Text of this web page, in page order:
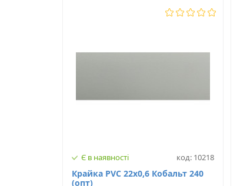
Є в наявності код: 10218
Крайка PVC 22х0,6 Кобальт 240
(опт)